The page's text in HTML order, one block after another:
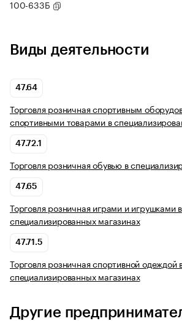
100-633Б
Виды деятельности
47.64
Торговля розничная спортивным
спортивными товарами в
47.72.1
Торговля розничная обувью в
47.65
Торговля розничная играми и игрушками в
специализированных магазинах
47.71.5
Торговля розничная спортивной одеждой
специализированных магазинах
Другие